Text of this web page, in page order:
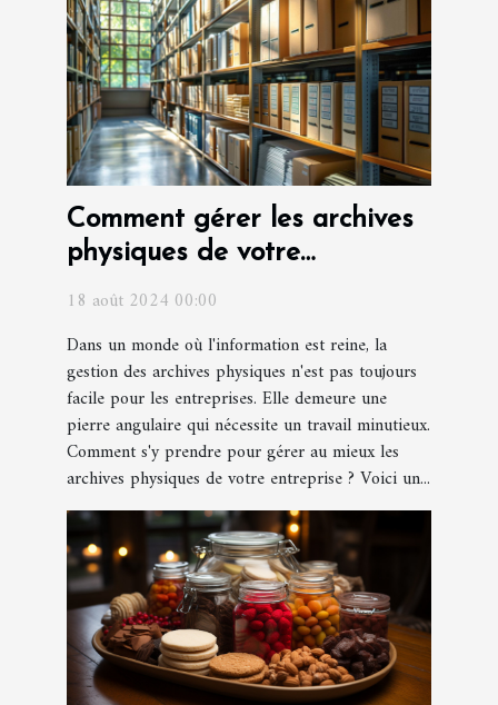
Comment gérer les archives
physiques de votre
18 août 2024 00:00
Dans un monde où l'information est reine, la
gestion des archives physiques n'est pas toujours
facile pour les entreprises. Elle demeure une
pierre angulaire qui nécessite un travail minutieux.
Comment s'y prendre pour gérer au mieux les
archives physiques de votre entreprise ? Voici un...